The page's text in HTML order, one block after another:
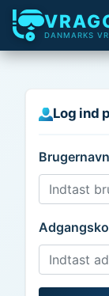
DANMARKS
Log ind
Brugernavn